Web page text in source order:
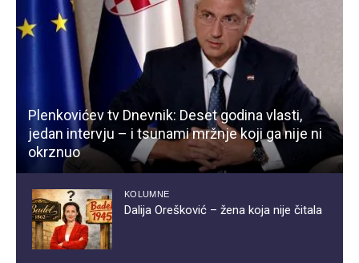
Plenkovićev tv Dnevnik: Deset godina vlasti,
jedan intervju – i tsunami mržnje koji ga nije ni
okrznuo
KOLUMNE
Dalija Orešković – žena koja nije čitala